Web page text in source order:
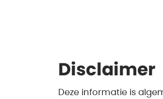
Disclaimer
Deze informatie is